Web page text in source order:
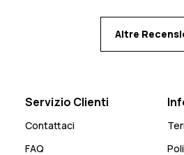
Altre
Servizio Clienti
Contattaci
FAQ